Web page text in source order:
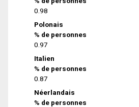
0.98
Polonais
% de personnes
0.97
Italien
% de personnes
0.87
Néerlandais
% de personnes